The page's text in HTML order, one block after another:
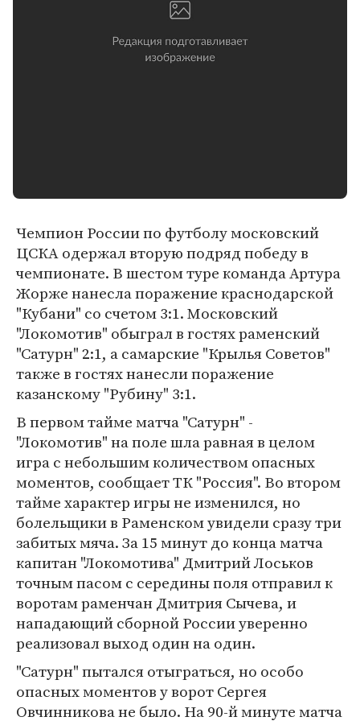
Чемпион России по футболу московский
ЦСКА одержал вторую подряд победу в
чемпионате. В шестом туре команда Артура
Жорже нанесла поражение краснодарской
"Кубани" со счетом 3:1. Московский
"Локомотив" обыграл в гостях раменский
"Сатурн" 2:1, а самарские "Крылья Советов"
также в гостях нанесли поражение
казанскому "Рубину" 3:1.
В первом тайме матча "Сатурн" -
"Локомотив" на поле шла равная в целом
игра с небольшим количеством опасных
моментов, сообщает ТК "Россия". Во втором
тайме характер игры не изменился, но
болельщики в Раменском увидели сразу три
забитых мяча. За 15 минут до конца матча
капитан "Локомотива" Дмитрий Лоськов
точным пасом с середины поля отправил к
воротам раменчан Дмитрия Сычева, и
нападающий сборной России уверенно
реализовал выход один на один.
"Сатурн" пытался отыграться, но особо
опасных моментов у ворот Сергея
Овчинникова не было. На 90-й минуте матча